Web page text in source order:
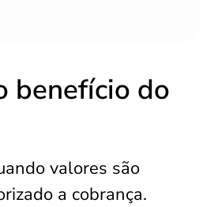
benefício do
valores são
a cobrança.